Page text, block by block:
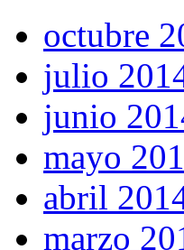
octubre
julio
junio
mayo
abril
marzo